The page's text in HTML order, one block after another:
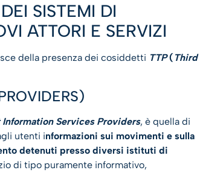
SISTEMI DI
ATTORI E SERVIZI
della presenza dei cosiddetti TTP(Third
Services Providers, è quella di
utenti informazioni sui movimenti e sulla
detenuti presso diversi istituti di
di tipo puramente informativo,